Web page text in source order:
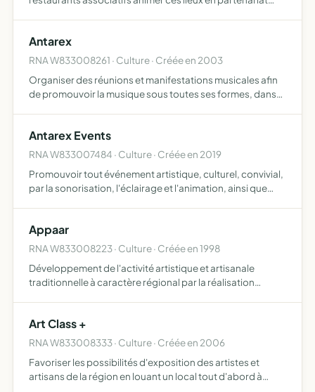
Antarex
RNA W833008261 · Culture · Créée en 2003
Organiser des réunions et manifestations musicales afin
de promouvoir la musique sous toutes ses formes, dans
Antarex Events
RNA W833007484 · Culture · Créée en 2019
Promouvoir tout événement artistique, culturel, convivial,
par la sonorisation, l'éclairage et l'animation, ainsi que
Appaar
RNA W833008223 · Culture · Créée en 1998
Développement de l'activité artistique et artisanale
traditionnelle à caractère régional par la réalisation
Art Class +
RNA W833008333 · Culture · Créée en 2006
Favoriser les possibilités d'exposition des artistes et
artisans de la région en louant un local tout d'abord à